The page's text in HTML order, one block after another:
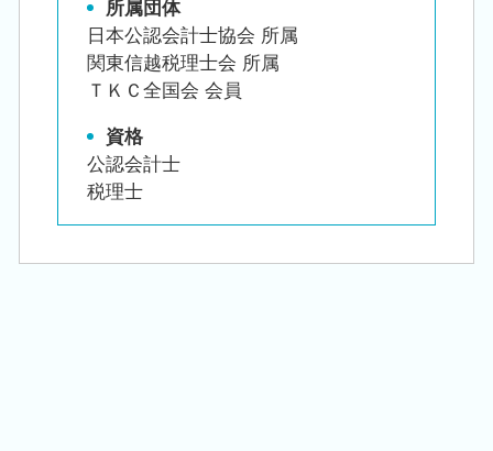
所属団体
日本公認会計士協会 所属
関東信越税理士会 所属
ＴＫＣ全国会 会員
資格
公認会計士
税理士